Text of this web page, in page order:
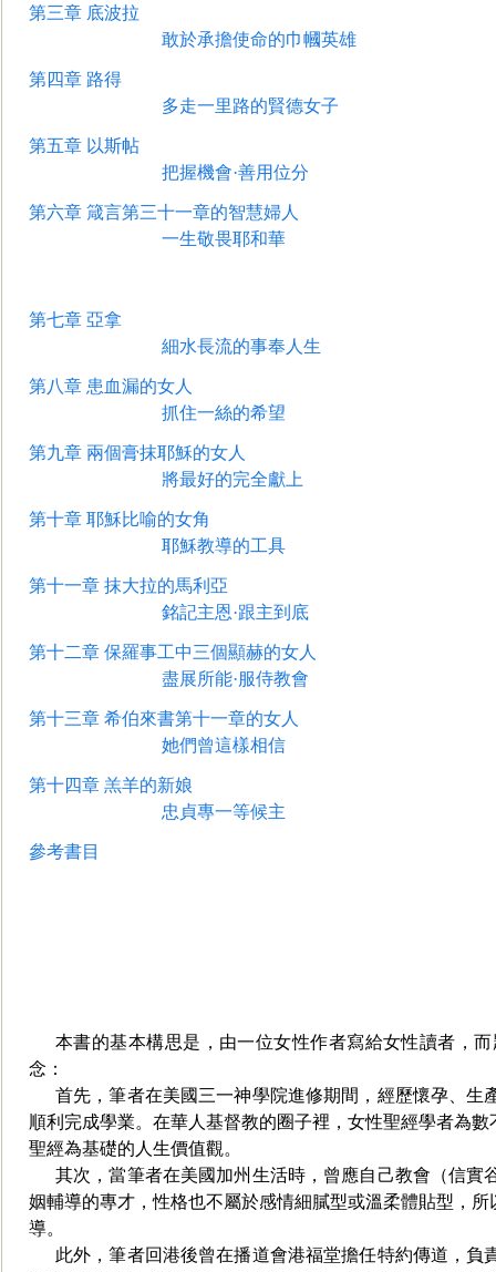
第三章 底波拉
敢於承擔使命的巾幗英雄
第四章 路得
多走一里路的賢德女子
第五章 以斯帖
把握機會·善用位分
第六章 箴言第三十一章的智慧婦人
一生敬畏耶和華
第七章 亞拿
細水長流的事奉人生
第八章 患血漏的女人
抓住一絲的希望
第九章 兩個膏抹耶穌的女人
將最好的完全獻上
第十章 耶穌比喻的女角
耶穌教導的工具
第十一章 抹大拉的馬利亞
銘記主恩·跟主到底
第十二章 保羅事工中三個顯赫的女人
盡展所能·服侍教會
第十三章 希伯來書第十一章的女人
她們曾這樣相信
第十四章 羔羊的新娘
忠貞專一等候主
參考書目
本書的基本構思是，由一位女性作者寫給女性讀者，
念：
首先，筆者在美國三一神學院進修期間，經歷懷孕、
順利完成學業。 在華人基督教的圈子裡，女性聖經學者為
聖經為基礎的人生價值觀。
其次，當筆者在美國加州生活時，曾應自己教會（信
姻輔導的專才，性格也不屬於感情細膩型或溫柔體貼型，
導。
此外，筆者回港後曾在播道會港福堂擔任特約傳道，負